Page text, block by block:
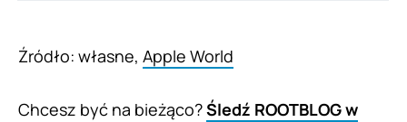
Źródło: własne, Apple World
Chcesz być na bieżąco?Śledź ROOTBLOG w